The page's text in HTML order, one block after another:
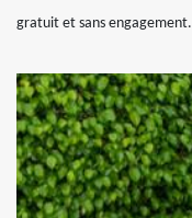
gratuit et sans engagement.